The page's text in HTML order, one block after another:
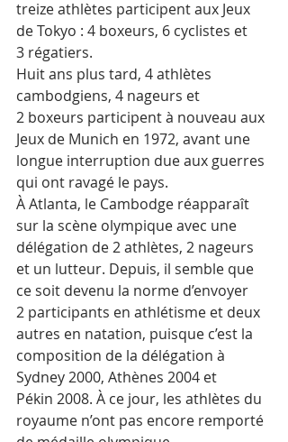
treize athlètes participent aux Jeux
de Tokyo : 4 boxeurs, 6 cyclistes et
3 régatiers.
Huit ans plus tard, 4 athlètes
cambodgiens, 4 nageurs et
2 boxeurs participent à nouveau aux
Jeux de Munich en 1972, avant une
longue interruption due aux guerres
qui ont ravagé le pays.
À Atlanta, le Cambodge réapparaît
sur la scène olympique avec une
délégation de 2 athlètes, 2 nageurs
et un lutteur. Depuis, il semble que
ce soit devenu la norme d’envoyer
2 participants en athlétisme et deux
autres en natation, puisque c’est la
composition de la délégation à
Sydney 2000, Athènes 2004 et
Pékin 2008. À ce jour, les athlètes du
royaume n’ont pas encore remporté